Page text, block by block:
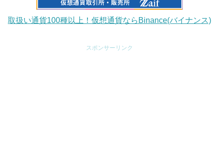
取扱い通貨100種以上！仮想通貨ならBinance(バイナンス)
スポンサーリンク